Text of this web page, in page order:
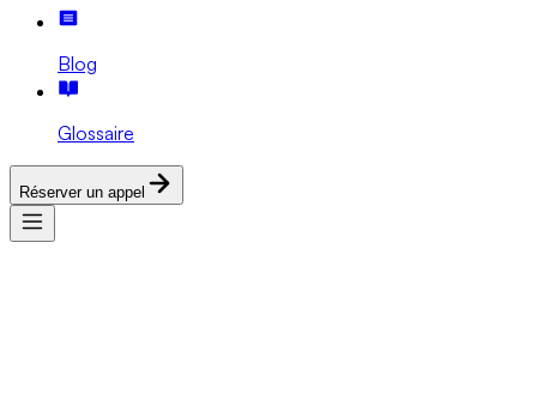
Blog
Glossaire
Réserver un appel